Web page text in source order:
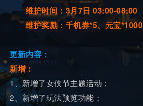
维护时间：3月7日 03:00-08:00
维护奖励：千机券*5、元宝*1000
更新内容：
新增：
1、新增了女侠节主题活动；
2、新增了玩法预览功能；